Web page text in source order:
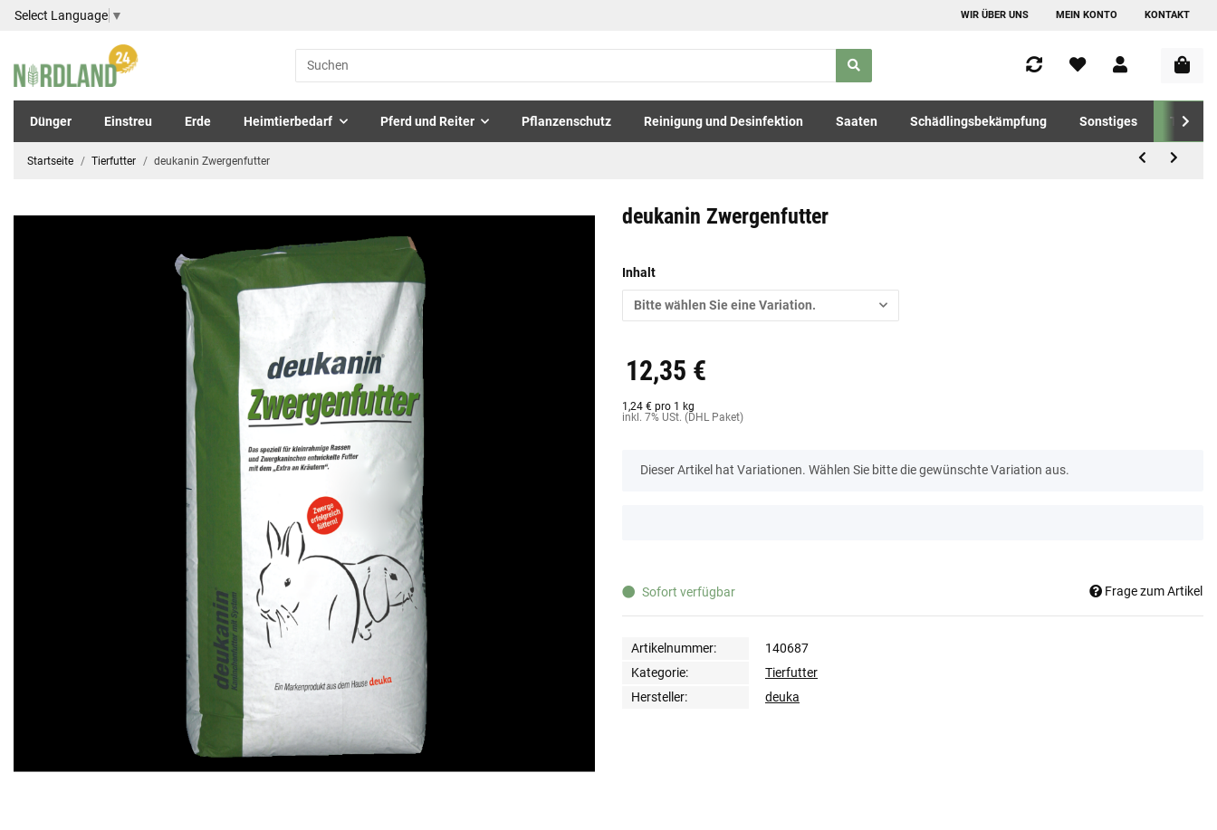
Select Language ▼ WIR ÜBER UNS MEIN KONTO KONTAKT
Dünger Einstreu Erde Heimtierbedarf Pferd und Reiter Pflanzenschutz Reinigung und Desinfektion Saaten Schädlingsbekämpfung Sonstiges
Startseite Tierfutter deukanin Zwergenfutter
deukanin Zwergenfutter
Inhalt
Bitte wählen Sie eine Variation.
12,35 €
1,24 € pro 1 kg
inkl. 7% USt. (DHL Paket)
x
Dieser Artikel hat Variationen. Wählen Sie bitte die gewünschte Variation aus.
Sofort verfügbar Frage zum Artikel
Artikelnummer:
140687
Kategorie:
Tierfutter
Hersteller:
deuka